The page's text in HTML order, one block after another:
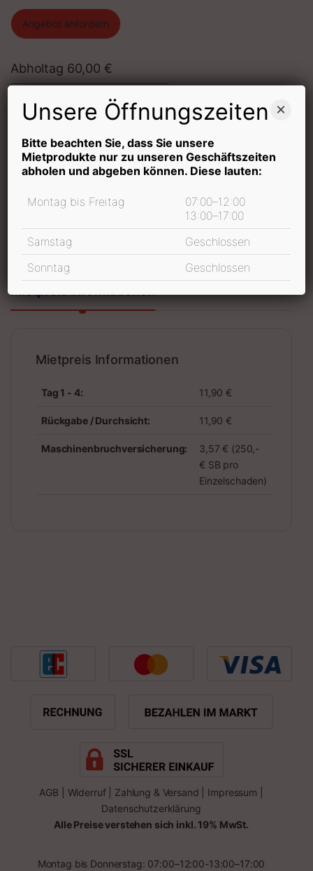
Angebot anfordern
Abholtag 60,00 €
Quantity
Mietdauer
In den Warenkorb
inkl. 19 % MwSt.
Mietpreis Informationen
Mietpreis Informationen
Tag 1 - 4: 11,90 €
Rückgabe / Durchsicht: 11,90 €
Maschinenbruchversicherung:
3,57 € (250,-
€ SB pro
Einzelschaden)
AGB Widerruf| Zahlung & Versand Impressum
Datenschutzerklärung
Alle Preise verstehen sich inkl. 19% MwSt.
Montag bis Donnerstag: 07:00–12:00-13:00–17:00
Unsere Öffnungszeiten
Bitte beachten Sie, dass Sie unsere
Mietprodukte nur zu unseren Geschäftszeiten
abholen und abgeben können. Diese lauten:
Montag bis Freitag
07:00–12:00
13:00–17:00
Samstag
Geschlossen
Sonntag
Geschlossen
×